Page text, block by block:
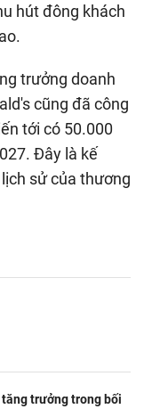
hút đông khách
trưởng doanh
cũng đã công
tới có 50.000
Đây là kế
sử của thương
trưởng trong bối